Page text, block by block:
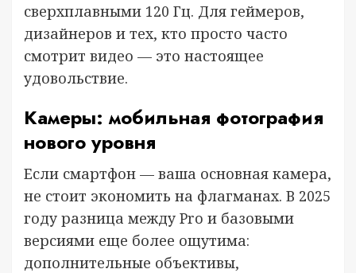
сверхплавными 120 Гц. Для геймеров,
дизайнеров и тех, кто просто часто
смотрит видео — это настоящее
удовольствие.
Камеры: мобильная фотография
нового уровня
Если смартфон — ваша основная камера,
не стоит экономить на флагманаx. В 2025
году разница между Pro и базовыми
версиями еще более ощутима:
дополнительные объективы,